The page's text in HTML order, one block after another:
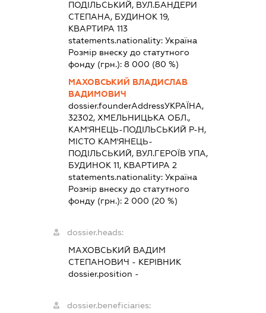
ПОДІЛЬСЬКИЙ, ВУЛ.БАНДЕРИ
СТЕПАНА, БУДИНОК 19,
КВАРТИРА 113
statements.nationality:Україна
Розмір внеску до статутного
фонду (грн.):8 000 (80 %)
МАХОВСЬКИЙ ВЛАДИСЛАВ
ВАДИМОВИЧ
dossier.founderAddressУКРАЇНА,
32302, ХМЕЛЬНИЦЬКА ОБЛ.,
КАМ'ЯНЕЦЬ-ПОДІЛЬСЬКИЙ Р-Н,
МІСТО КАМ'ЯНЕЦЬ-
ПОДІЛЬСЬКИЙ, ВУЛ.ГЕРОЇВ УПА,
БУДИНОК 11, КВАРТИРА 2
statements.nationality:Україна
Розмір внеску до статутного
фонду (грн.):2 000 (20 %)
dossier.heads:
МАХОВСЬКИЙ ВАДИМ
СТЕПАНОВИЧ - КЕРІВНИК
dossier.position -
dossier.beneficiaries: